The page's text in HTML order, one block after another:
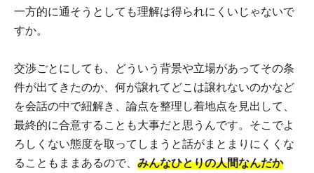
一方的に通そうとしても理解は得られにくいじゃないで
すか。
交渉ごとにしても、どういう背景や立場があってその条
件が出てきたのか、何が譲れてどこは譲れないのかなど
を会話の中で紐解き、論点を整理し着地点を見出して、
最終的に合意することも大事だと思うんです。そこでよ
ろしくない態度を取ってしまうと話がまとまりにくくな
ることもままあるので、 みんなひとりの人間なんだか